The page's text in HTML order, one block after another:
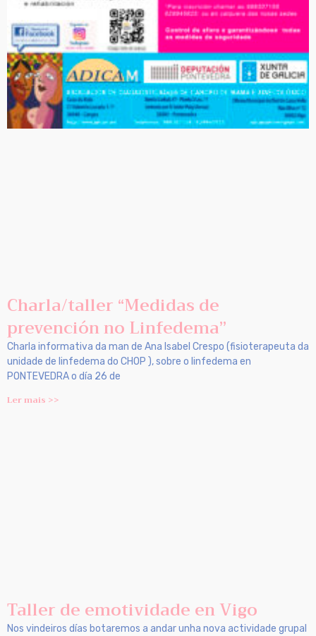
Charla/taller “Medidas de
prevención no Linfedema”
Charla informativa da man de Ana Isabel Crespo (fisioterapeuta da
unidade de linfedema do CHOP ), sobre o linfedema en
PONTEVEDRA o día 26 de
Ler mais >>
Taller de emotividade en Vigo
Nos vindeiros días botaremos a andar unha nova actividade grupal